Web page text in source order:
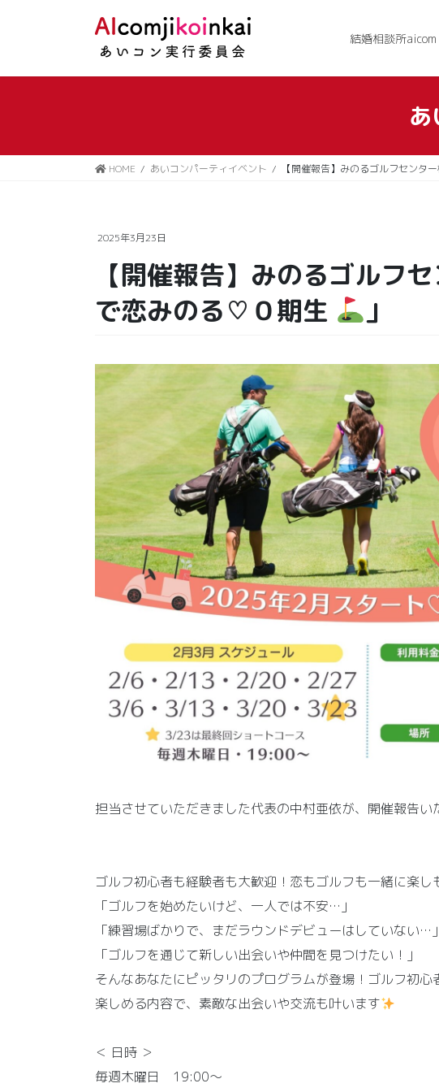
結婚相談所aicom
HOME あいコンパーティイベント 【開催報告】みのるゴルフセンタ
2025年3月23日
【開催報告】みのるゴルフ
で恋みのる♡０期生
」
担当させていただきました代表の中村亜依が、開催報告い
ゴルフ初心者も経験者も大歓迎！恋もゴルフも一緒に楽し
「ゴルフを始めたいけど、一人では不安…」
「練習場ばかりで、まだラウンドデビューはしていない…」
「ゴルフを通じて新しい出会いや仲間を見つけたい！」
そんなあなたにピッタリのプログラムが登場！ゴルフ初心
楽しめる内容で、素敵な出会いや交流も叶います
＜ 日時 ＞
毎週木曜日 19:00～